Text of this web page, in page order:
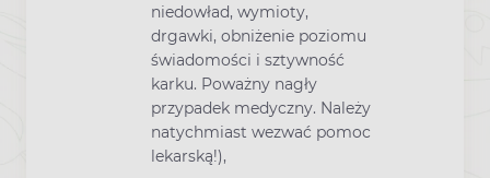
niedowład, wymioty,
drgawki, obniżenie poziomu
świadomości i sztywność
karku. Poważny nagły
przypadek medyczny. Należy
natychmiast wezwać pomoc
lekarską!),